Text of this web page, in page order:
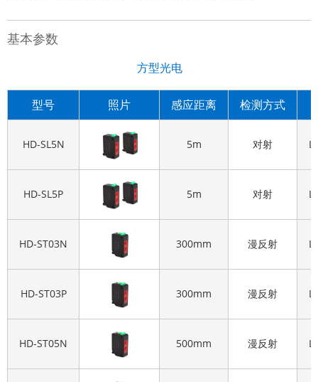
基本参数
方型光电
型号 照片 感应距离 检测方式
HD-SL5N 5m 对射
HD-SL5P 5m 对射
HD-ST03N 300mm 漫反射
HD-ST03P 300mm 漫反射
HD-ST05N 500mm 漫反射